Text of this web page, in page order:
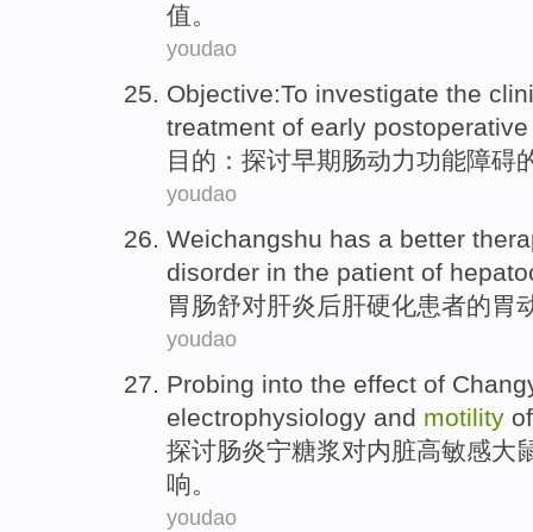
值。
youdao
Objective:To investigate the
treatment of early
目的 ： 探讨早期肠动力功能障碍
youdao
Weichangshu has a better
disorder in the patient of
胃肠舒对肝炎 后肝硬化患者的胃
youdao
Probing into the effect of
electrophysiology and motility
探讨肠炎宁糖浆对内脏高敏感大
响。
youdao